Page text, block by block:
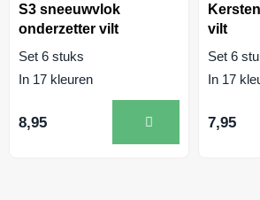
S3 sneeuwvlok
onderzetter vilt
Set 6 stuks
In 17 kleuren
8,95
vilt
Set 6
In 17
7,95